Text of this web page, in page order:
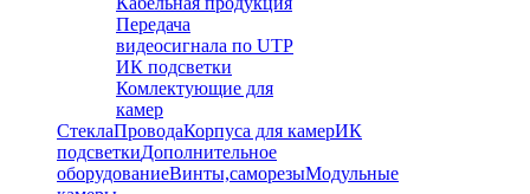
Передача
видеосигнала по UTP
ИК подсветки
Комлектующие для
камер
СтеклаПроводаКорпуса для камерИК
подсветкиДополнительное
оборудованиеВинты,саморезыМодульные